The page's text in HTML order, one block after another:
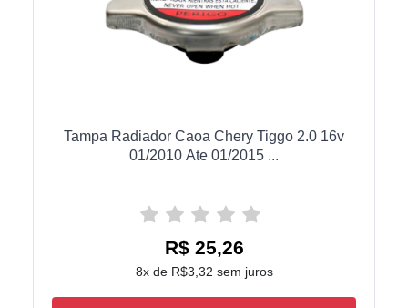
Tampa Radiador Caoa Chery Tiggo 2.0 16v
01/2010 Ate 01/2015 ...
R$ 25,26
8x de R$3,32 sem juros